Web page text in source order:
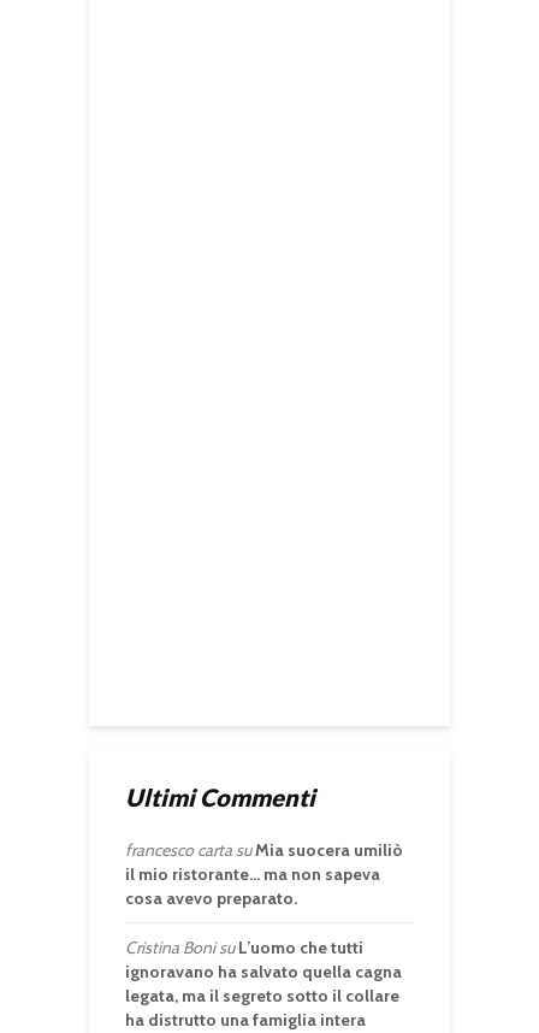
Ultimi Commenti
francesco cartasuMia suocera umiliò
il mio ristorante… ma non sapeva
cosa avevo preparato.
Cristina BonisuL’uomo che tutti
ignoravano ha salvato quella cagna
legata, ma il segreto sotto il collare
ha distrutto una famiglia intera